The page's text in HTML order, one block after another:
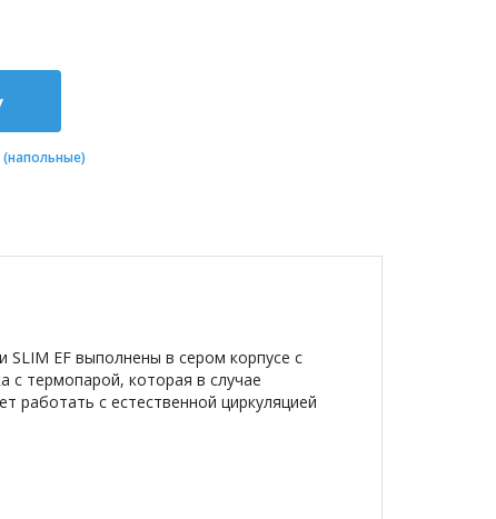
SLIM EF выполнены в сером корпусе с
с термопарой, которая в случае
работать с естественной циркуляцией